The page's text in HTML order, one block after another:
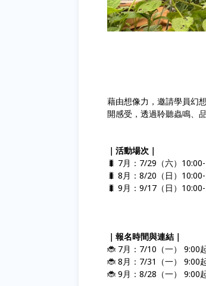
藉由想像力，邀請學員幻
開感受，透過聆聽蟲鳴、
｜活動場次｜
🐛 7月：7/29（六）
🐛 8月：8/20（日）
🐛 9月：9/17（日）
｜報名時間與連結｜
🐞 7月：7/10（一） 9:00
🐞 8月：7/31（一） 9:00
🐞 9月：8/28（一） 9:00